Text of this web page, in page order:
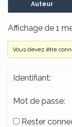
Auteur
Affichage de 1
Vous devez être
Identifiant:
Mot de passe:
Rester